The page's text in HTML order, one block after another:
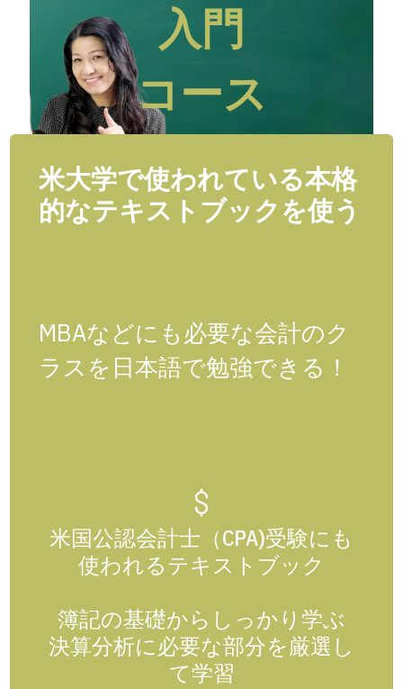
入門
コース
米大学で使われている本格
的なテキストブックを使う
MBAなどにも必要な会計のク
ラスを日本語で勉強できる！
米国公認会計士（CPA)受験にも
使われるテキストブック
簿記の基礎からしっかり学ぶ
決算分析に必要な部分を厳選し
て学習